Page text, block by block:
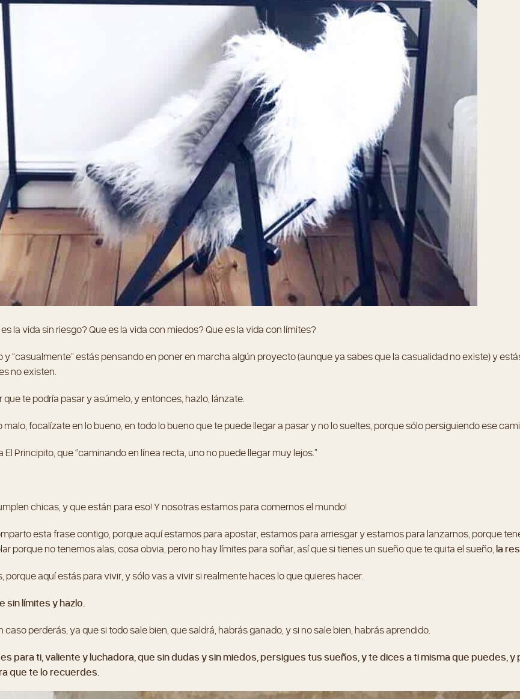
la vida sin riesgo? Que es la vida con miedos? Que es la vida con límites?
y “casualmente” estás pensando en poner en marcha algún proyecto (aunque ya sabes que la casualidad no existe) y
no existen.
que te podría pasar y asúmelo, y entonces, hazlo, lánzate.
malo, focalízate en lo bueno, en todo lo bueno que te puede llegar a pasar y no lo sueltes, porque sólo persiguiendo ese
Principito, que “caminando en línea recta, uno no puede llegar muy lejos.”
chicas, y que están para eso! Y nosotras estamos para comernos el mundo!
esta frase contigo, porque aquí estamos para apostar, estamos para arriesgar y estamos para lanzarnos, porque
porque no tenemos alas, cosa obvia, pero no hay límites para soñar, así que si tienes un sueño que te quita el sueño,la
porque aquí estás para vivir, y sólo vas a vivir si realmente haces lo que quieres hacer.
sin límites y hazlo.
caso perderás, ya que si todo sale bien, que saldrá, habrás ganado, y si no sale bien, habrás aprendido.
para ti, valiente y luchadora, que sin dudas y sin miedos, persigues tus sueños, y te dices a ti misma que puedes,
que te lo recuerdes.